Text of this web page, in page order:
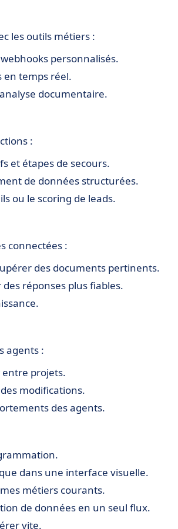
les outils métiers :
personnalisés.
en temps réel.
documentaire.
:
et étapes de secours.
de données structurées.
ou le scoring de leads.
connectées :
des documents pertinents.
réponses plus fiables.
agents :
entre projets.
modifications.
des agents.
dans une interface visuelle.
métiers courants.
de données en un seul flux.
vite.